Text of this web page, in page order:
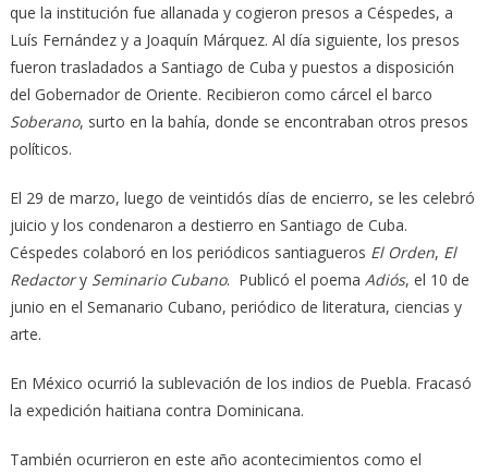
que la institución fue allanada y cogieron presos a Céspedes, a
Luís Fernández y a Joaquín Márquez. Al día siguiente, los presos
fueron trasladados a Santiago de Cuba y puestos a dis­posición
del Gobernador de Oriente. Recibieron como cárcel el barco
Soberano, surto en la bahía, donde se encontraban otros presos
políticos.
El 29 de marzo, luego de veintidós días de encierro, se les celebró
juicio y los condenaron a destierro en Santiago de Cuba.
Céspedes colaboró en los periódicos santiagueros El Orden, El
Redactory Seminario Cubano. Publicó el poema Adiós, el 10 de
junio en el Semanario Cubano, periódico de literatura, ciencias y
arte.
En México ocurrió la sublevación de los indios de Puebla. Fracasó
la expedición haitiana contra Dominicana.
También ocurrieron en este año acontecimientos como el